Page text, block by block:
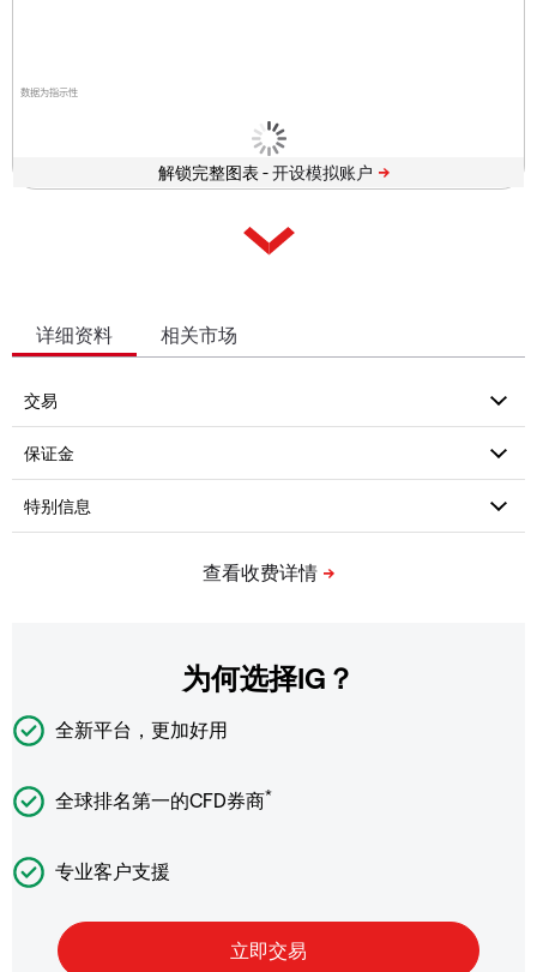
数据为指示性
解锁完整图表 -
详细资料 相关市场
为何选择IG？
全新平台，更加好用
全球排名第一的CFD券商*
专业客户支援